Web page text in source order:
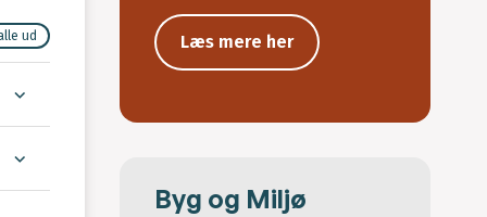
ud Læs mere her
Byg og Miljø